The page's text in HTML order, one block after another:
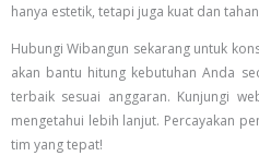
hanya estetik, tetapi juga kuat dan
Hubungi Wibangun sekarang untuk
akan bantu hitung kebutuhan Anda
terbaik sesuai anggaran. Kunjungi
mengetahui lebih lanjut. Percayakan
tim yang tepat!